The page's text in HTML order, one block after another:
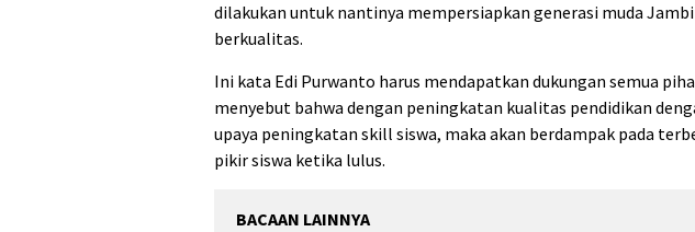
dilakukan untuk nantinya mempersiapkan generasi muda
berkualitas.
Ini kata Edi Purwanto harus mendapatkan dukungan semua
menyebut bahwa dengan peningkatan kualitas pendidikan
upaya peningkatan skill siswa, maka akan berdampak pada
pikir siswa ketika lulus.
BACAAN LAINNYA